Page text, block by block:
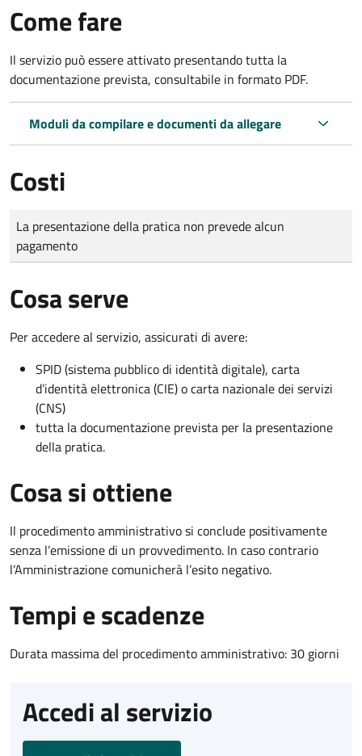
Come fare
Il servizio può essere attivato presentando tutta la
documentazione prevista, consultabile in formato PDF.
Moduli da compilare e documenti da allegare
Costi
Tipo di pagamento
Importo
La presentazione della pratica non prevede alcun
pagamento
Cosa serve
Per accedere al servizio, assicurati di avere:
SPID (sistema pubblico di identità digitale), carta
d’identità elettronica (CIE) o carta nazionale dei servizi
(CNS)
tutta la documentazione prevista per la presentazione
della pratica.
Cosa si ottiene
Il procedimento amministrativo si conclude positivamente
senza l’emissione di un provvedimento. In caso contrario
l’Amministrazione comunicherà l’esito negativo.
Tempi e scadenze
Durata massima del procedimento amministrativo: 30 giorni
Accedi al servizio